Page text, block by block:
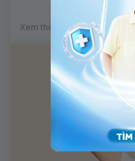
Xem thêm